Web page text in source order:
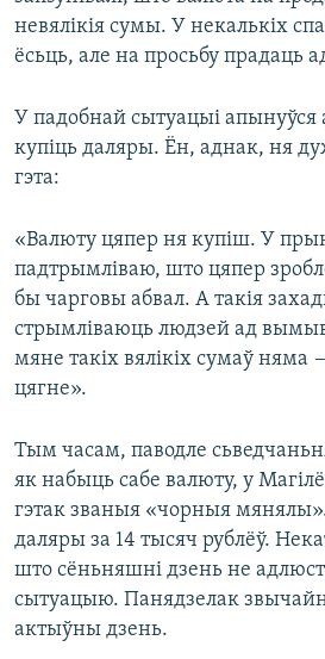
невялікія сумы. У некалькіх
ёсьць, але на просьбу прадаць
У падобнай сытуацыі апынуўся
купіць даляры. Ён, аднак, ня
гэта:
«Валюту цяпер ня купіш. У
падтрымліваю, што цяпер
бы чарговы абвал. А такія
стрымліваюць людзей ад
мяне такіх вялікіх сумаў
цягне».
Тым часам, паводле
як набыць сабе валюту, у
гэтак званыя «чорныя
даляры за 14 тысяч рублёў.
што сёньняшні дзень не
сытуацыю. Панядзелак
актыўны дзень.